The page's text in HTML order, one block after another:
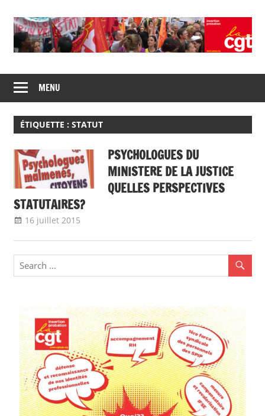
content
CGT
insertion
probation
de
syndicats
CGT
insertion
probation
MENU
ÉTIQUETTE : STATUT
PSYCHOLOGUES DU
MINISTERE DE LA JUSTICE
QUELLES PERSPECTIVES
STATUTAIRES?
16 juillet 2015